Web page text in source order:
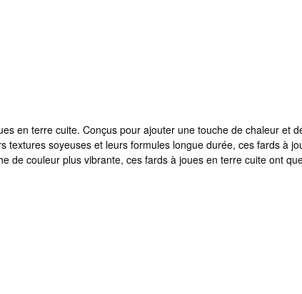
en terre cuite. Conçus pour ajouter une touche de chaleur et
textures soyeuses et leurs formules longue durée, ces fards à
de couleur plus vibrante, ces fards à joues en terre cuite ont